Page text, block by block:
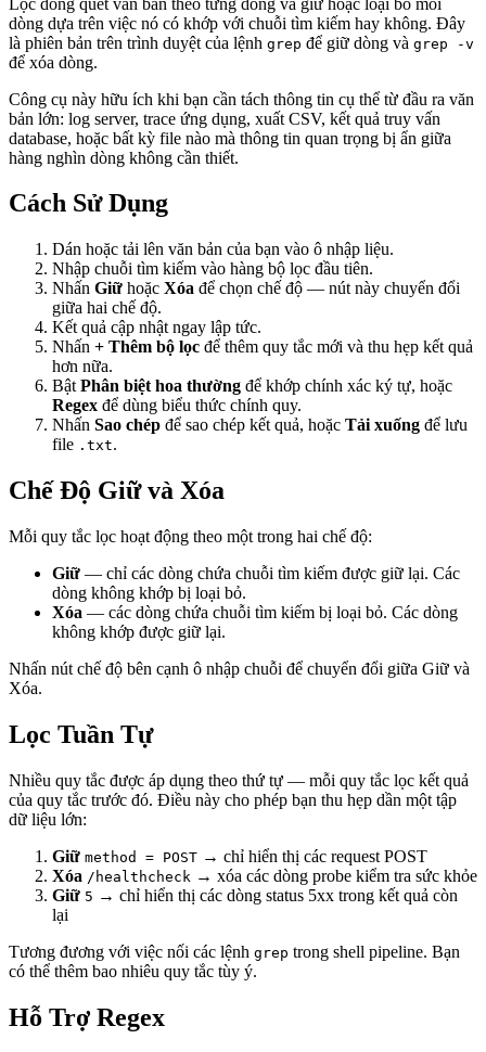
dòng dựa trên việc nó có khớp với chuỗi tìm kiếm hay không. Đây
là phiên bản trên trình duyệt của lệnh grep để giữ dòng và grep -v
để xóa dòng.
Công cụ này hữu ích khi bạn cần tách thông tin cụ thể từ đầu ra văn
bản lớn: log server, trace ứng dụng, xuất CSV, kết quả truy vấn
database, hoặc bất kỳ file nào mà thông tin quan trọng bị ẩn giữa
hàng nghìn dòng không cần thiết.
Cách Sử Dụng
Dán hoặc tải lên văn bản của bạn vào ô nhập liệu.
Nhập chuỗi tìm kiếm vào hàng bộ lọc đầu tiên.
Nhấn Giữ hoặc Xóa để chọn chế độ — nút này chuyển đổi
giữa hai chế độ.
Kết quả cập nhật ngay lập tức.
Nhấn + Thêm bộ lọc để thêm quy tắc mới và thu hẹp kết quả
hơn nữa.
Bật Phân biệt hoa thường để khớp chính xác ký tự, hoặc
Regex để dùng biểu thức chính quy.
Nhấn Sao chép để sao chép kết quả, hoặc Tải xuống để lưu
file .txt.
Chế Độ Giữ và Xóa
Mỗi quy tắc lọc hoạt động theo một trong hai chế độ:
Giữ — chỉ các dòng chứa chuỗi tìm kiếm được giữ lại. Các
dòng không khớp bị loại bỏ.
Xóa — các dòng chứa chuỗi tìm kiếm bị loại bỏ. Các dòng
không khớp được giữ lại.
Nhấn nút chế độ bên cạnh ô nhập chuỗi để chuyển đổi giữa Giữ và
Xóa.
Lọc Tuần Tự
Nhiều quy tắc được áp dụng theo thứ tự — mỗi quy tắc lọc kết quả
của quy tắc trước đó. Điều này cho phép bạn thu hẹp dần một tập
dữ liệu lớn:
Giữ method = POST → chỉ hiển thị các request POST
Xóa /healthcheck → xóa các dòng probe kiểm tra sức khỏe
Giữ 5 → chỉ hiển thị các dòng status 5xx trong kết quả còn
lại
Tương đương với việc nối các lệnh grep trong shell pipeline. Bạn
có thể thêm bao nhiêu quy tắc tùy ý.
Hỗ Trợ Regex